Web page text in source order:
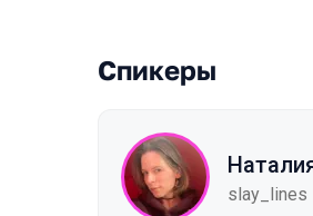
Спикеры
slay_lines